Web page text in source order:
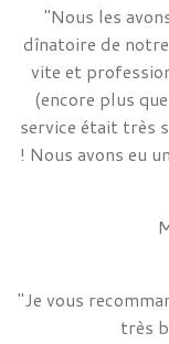
"Nous les
dînatoire de
vite et
(encore plus
service était très
! Nous avons eu
"Je vous
très